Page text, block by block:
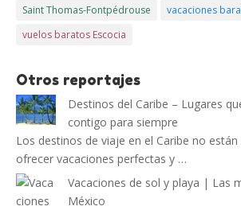
Saint Thomas-Fontpédrouse
vacaciones
vuelos baratos Escocia
Otros reportajes
Destinos del Caribe – Lugares
contigo para siempre
Los destinos de viaje en el Caribe no
ofrecer vacaciones perfectas y …
Vacaciones de sol y playa | Las
México